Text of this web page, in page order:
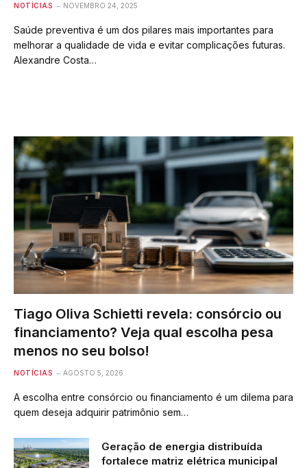
NOTÍCIAS NOVEMBRO 24, 2025
Saúde preventiva é um dos pilares mais importantes para
melhorar a qualidade de vida e evitar complicações futuras.
Alexandre Costa…
Tiago Oliva Schietti revela: consórcio ou
financiamento? Veja qual escolha pesa
menos no seu bolso!
NOTÍCIAS AGOSTO 5, 2026
A escolha entre consórcio ou financiamento é um dilema para
quem deseja adquirir patrimônio sem…
Geração de energia distribuída
fortalece matriz elétrica municipal